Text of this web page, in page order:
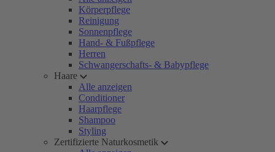
Körperpflege
Reinigung
Sonnenpflege
Hand- & Fußpflege
Herren
Schwangerschafts- & Babypflege
Haare
Alle anzeigen
Conditioner
Haarpflege
Shampoo
Styling
Zertifizierte Naturkosmetik